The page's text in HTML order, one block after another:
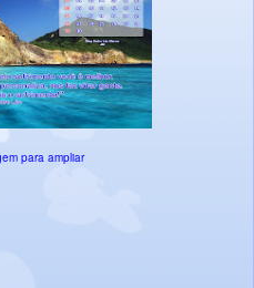
para ampliar